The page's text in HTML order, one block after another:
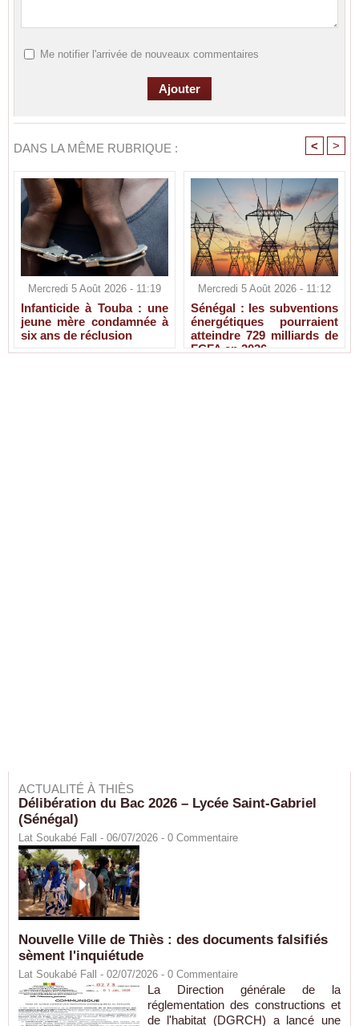
Me notifier l'arrivée de nouveaux commentaires
DANS LA MÊME RUBRIQUE : < >
Mercredi 5 Août 2026 - 11:19
Infanticide à Touba : une
jeune mère condamnée à
six ans de réclusion
Mercredi 5 Août 2026 - 11:12
Sénégal : les subventions
énergétiques pourraient
atteindre 729 milliards de
FCFA en 2026
ACTUALITÉ À THIÈS
Délibération du Bac 2026 – Lycée Saint-Gabriel
(Sénégal)
Lat Soukabé Fall - 06/07/2026 - 0 Commentaire
Nouvelle Ville de Thiès : des documents falsifiés
sèment l'inquiétude
Lat Soukabé Fall - 02/07/2026 - 0 Commentaire
La Direction générale de la
réglementation des constructions et
de l'habitat (DGRCH) a lancé une